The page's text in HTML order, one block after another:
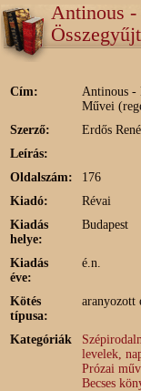
Antinous -
Cím:
Antinous -
Művei
Szerző:
Erdős
Leírás:
Oldalszám:
176
Kiadó:
Révai
Kiadás
helye:
Budapest
Kiadás
éve:
é.n.
Kötés
típusa:
aranyozott
Kategóriák
levelek,
Prózai
Becses